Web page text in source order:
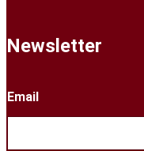
Newsletter
Email